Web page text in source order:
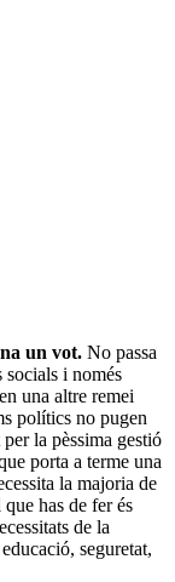
un vot. No passa
socials i només
una altre remei
polítics no pugen
la pèssima gestió
porta a terme una
la majoria de
has de fer és
de la
seguretat,